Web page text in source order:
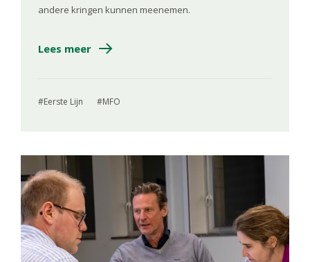
andere kringen kunnen meenemen.
Lees meer
Eerste Lijn MFO
Image